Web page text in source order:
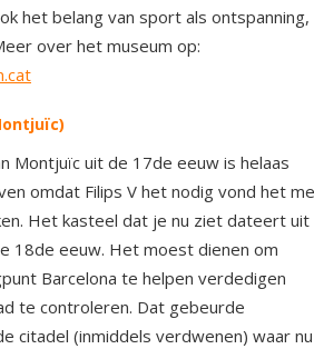
het belang van sport als ontspanning,
over het museum op:
Montjuïc uit de 17de eeuw is helaas
omdat Filips V het nodig vond het
Het kasteel dat je nu ziet dateert uit
18de eeuw. Het moest dienen om
Barcelona te helpen verdedigen
te controleren. Dat gebeurde
citadel (inmiddels verdwenen) waar nu